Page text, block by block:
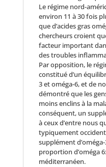
Le régime nord-
environ 11 à 30 fois
que d’acides gras
chercheurs croient
facteur important
des troubles
Par opposition, le
constitué d’un
3 et oméga-6, et de
démontré que les
moins enclins à la
conséquent, un
à ceux d’entre nous
typiquement
supplément
proportion d’oméga
méditerranéen.